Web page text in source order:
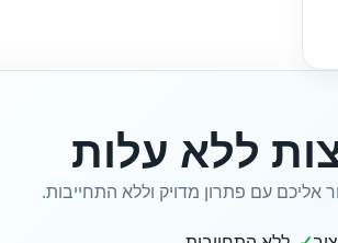
ללא עלות
אליכם עם פתרון מדויק וללא התחייבות.